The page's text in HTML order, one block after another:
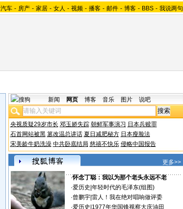
汽车 - 房产 - 家居 - 女人 - 视频 - 播客 - 邮件 - 博客 - BBS - 我说两句
新闻 网页 博客 音乐 图片 说吧
央视质疑29岁市长 邓玉娇失踪 朝鲜军事演习 日本兵赎罪
石首网站被黑 篡改温总讲话 夏日减肥秘方 日本瘦脸法
宋美龄牛奶洗澡 中共卧底结局 慈禧不快乐 侵略中国报告
更多>>
·怀念丁聪：我以为那个老头永远不老
·爱历史 年轻时代的毛泽东(组图)
·曾鹏宇| 雷人！我在绝对唱响做评委
·爱历史 1977年华国锋视察大庆油田